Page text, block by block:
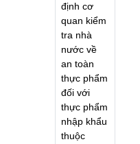
định cơ
quan kiểm
tra nhà
nước về
an toàn
thực phẩm
đối với
thực phẩm
nhập khẩu
thuộc